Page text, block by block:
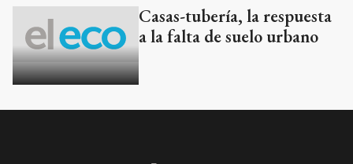
Casas-tubería, la respuesta
a la falta de suelo urbano